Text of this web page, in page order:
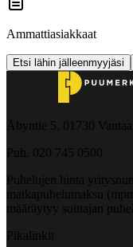
Ammattiasiakkaat
Etsi lähin jälleenmyyjäsi
Åbyntie 5, 01730 Vantaa
Puh. 020 745 0500
Puhelujen hinta
matkapuhelumaksu
määräytyy soittajan
Pikalinkit